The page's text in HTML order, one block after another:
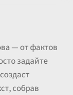
— от фактов
задайте
собрав